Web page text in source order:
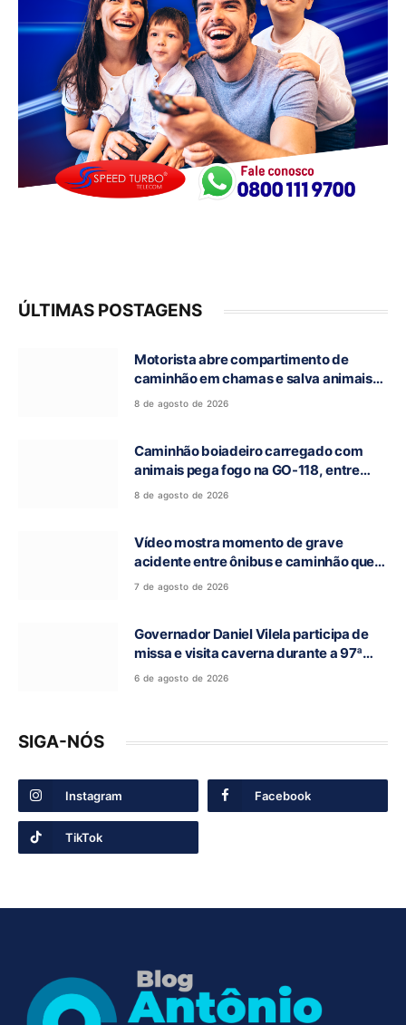
ÚLTIMAS POSTAGENS
Motorista abre compartimento de
caminhão em chamas e salva animais
na GO-118, entre Campos Belos e Monte
8 de agosto de 2026
Caminhão boiadeiro carregado com
animais pega fogo na GO-118, entre
Campos Belos e Monte Alegre de Goiás
8 de agosto de 2026
Vídeo mostra momento de grave
acidente entre ônibus e caminhão que
deixou cinco mortos na GO-010, em
7 de agosto de 2026
Governador Daniel Vilela participa de
missa e visita caverna durante a 97ª
Romaria do Bom Jesus da Lapa de Terra
6 de agosto de 2026
SIGA-NÓS
Instagram Facebook
TikTok